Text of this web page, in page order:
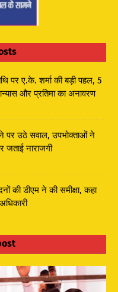
पर ए.के. शर्मा की बड़ी पहल, 5
और प्रतिमा का अनावरण
पर उठे सवाल, उपभोक्ताओं ने
जताई नाराजगी
की डीएम ने की समीक्षा, कहा